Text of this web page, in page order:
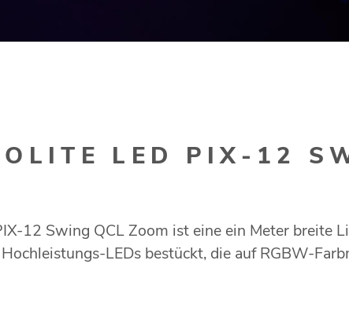
LED PIX-12
12 Swing QCL Zoom ist eine ein Meter breite
LEDs bestückt, die auf RGBW-